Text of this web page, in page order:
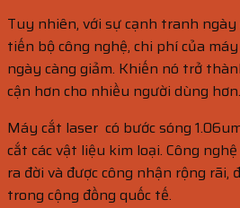
Tuy nhiên, với sự cạnh tranh
tiến bộ công nghệ, chi phí của
ngày càng giảm. Khiến nó trở
cận hơn cho nhiều người dùng hơn.
Máy cắt laser có bước sóng
cắt các vật liệu kim loại. Công
ra đời và được công nhận rộng rãi,
trong cộng đồng quốc tế.